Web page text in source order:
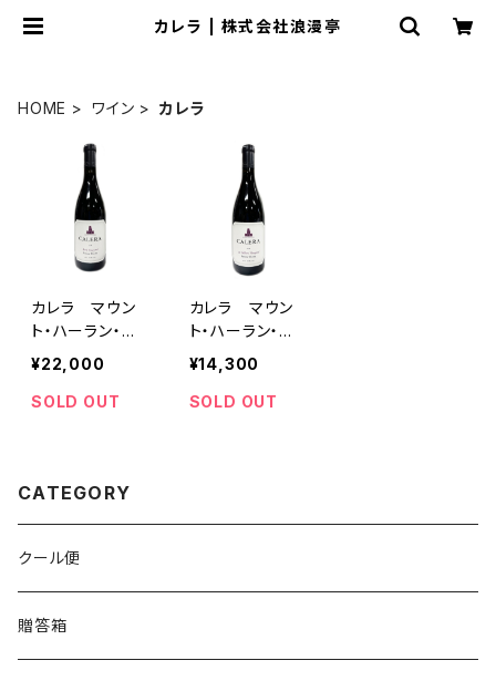
カレラ | 株式会社浪漫亭
HOME ワイン カレラ
カレラ マウン
ト・ハーラン・ピ
ノ・ノワール・リ
ード・ヴィンヤー
ド 2018 75
¥22,000
SOLD OUT
カレラ マウン
ト・ハーラン・ピ
ノ・ノワール・ド・
ヴィリエ・ヴィン
ヤード 2019
¥14,300
SOLD OUT
CATEGORY
クール便
贈答箱